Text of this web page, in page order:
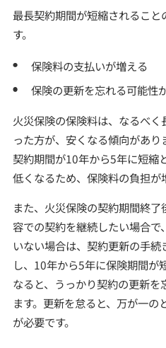
最長契約期間が短縮されるこ
す。
保険料の支払いが増える
保険の更新を忘れる可能性
火災保険の保険料は、なるべ
った方が、安くなる傾向があ
契約期間が10年から5年に短縮
低くなるため、保険料の負担が
また、火災保険の契約期間終
容での契約を継続したい場合
いない場合は、契約更新の手
し、10年から5年に保険期間が
なると、うっかり契約の更新
ます。更新を怠ると、万が一
が必要です。